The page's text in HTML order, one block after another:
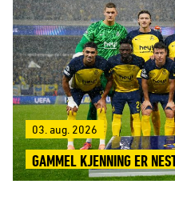
03. aug. 2026
GAMMEL KJENNING ER